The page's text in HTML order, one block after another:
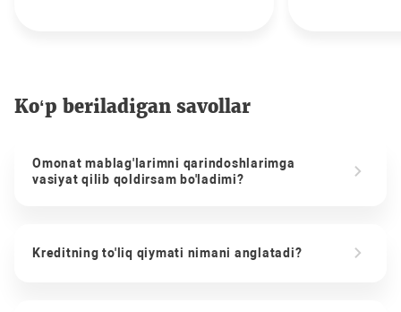
Ko‘p beriladigan savollar
Omonat mablag'larimni qarindoshlarimga
vasiyat qilib qoldirsam bo'ladimi?
Kreditning to'liq qiymati nimani anglatadi?